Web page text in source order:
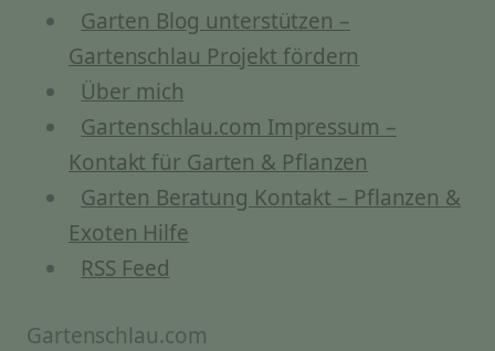
Garten Blog unterstützen –
Gartenschlau Projekt fördern
Über mich
Gartenschlau.com Impressum –
Kontakt für Garten & Pflanzen
Garten Beratung Kontakt – Pflanzen &
Exoten Hilfe
RSS Feed
Gartenschlau.com